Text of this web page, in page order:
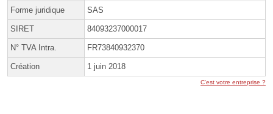
Forme juridique SAS
SIRET 84093237000017
N° TVA Intra. FR73840932370
Création 1 juin 2018
C'est votre entreprise ?